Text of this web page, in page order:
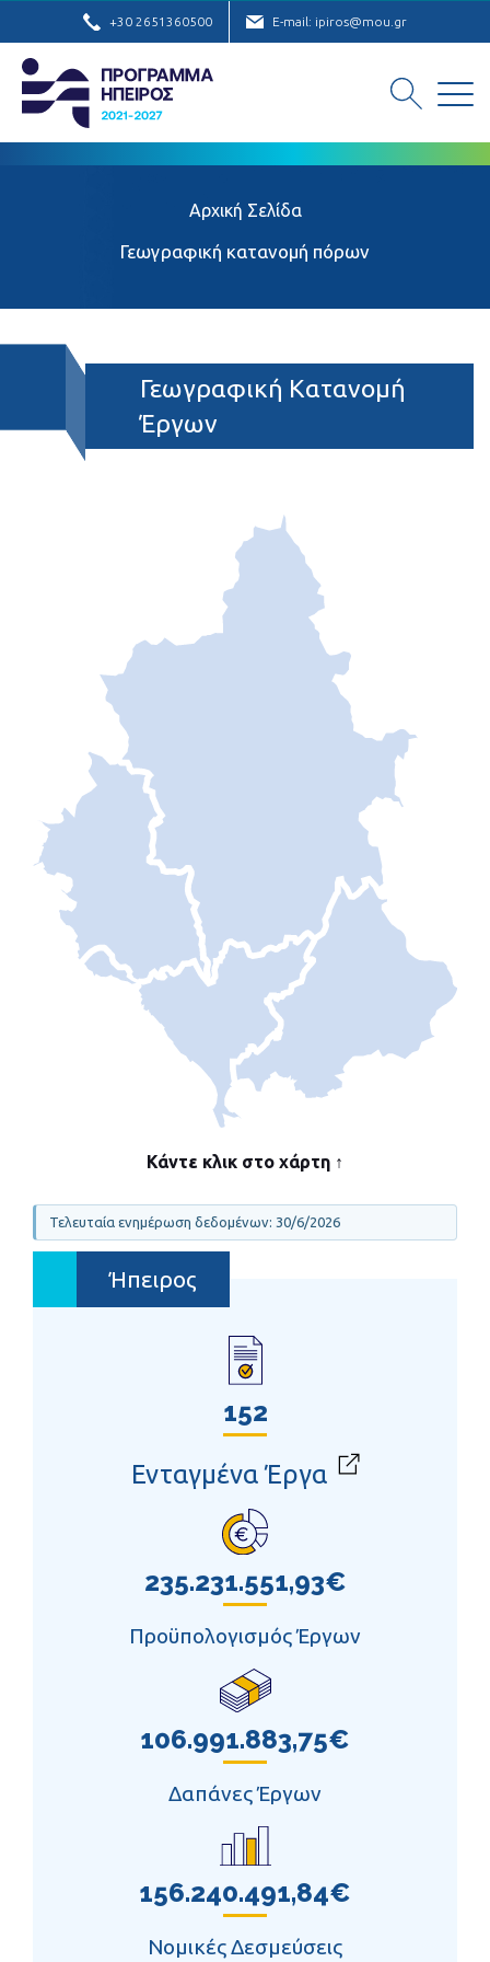
+30 2651360500 E-mail: ipiros@mou.gr
Αρχική Σελίδα
Γεωγραφική κατανομή πόρων
Γεωγραφική Κατανομή
Έργων
Κάντε κλικ στο χάρτη ↑
Τελευταία ενημέρωση δεδομένων: 30/6/2026
Ήπειρος
152
Ενταγμένα Έργα
235.231.551,93€
Προϋπολογισμός Έργων
106.991.883,75€
Δαπάνες Έργων
156.240.491,84€
Νομικές Δεσμεύσεις